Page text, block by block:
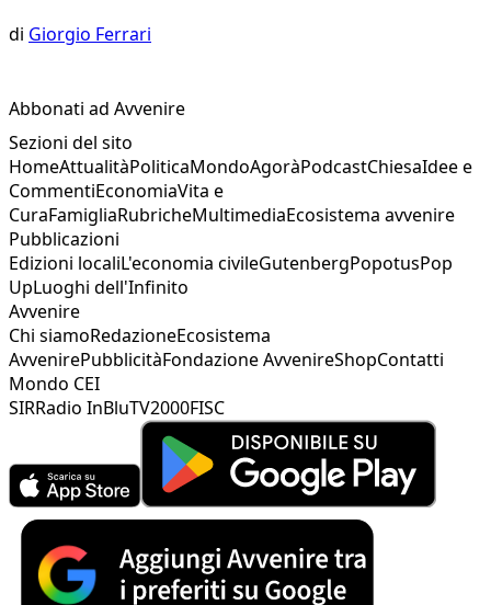
di Giorgio Ferrari
Abbonati ad Avvenire
Sezioni del sito
HomeAttualitàPoliticaMondoAgoràPodcastChiesaIdee e
CommentiEconomiaVita e
CuraFamigliaRubricheMultimediaEcosistema avvenire
Pubblicazioni
Edizioni localiL'economia civileGutenbergPopotusPop
UpLuoghi dell'Infinito
Avvenire
Chi siamoRedazioneEcosistema
AvvenirePubblicitàFondazione AvvenireShopContatti
Mondo CEI
SIRRadio InBluTV2000FISC